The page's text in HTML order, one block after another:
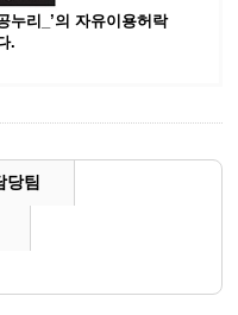
누리_’의 자유이용허락
.
당팀